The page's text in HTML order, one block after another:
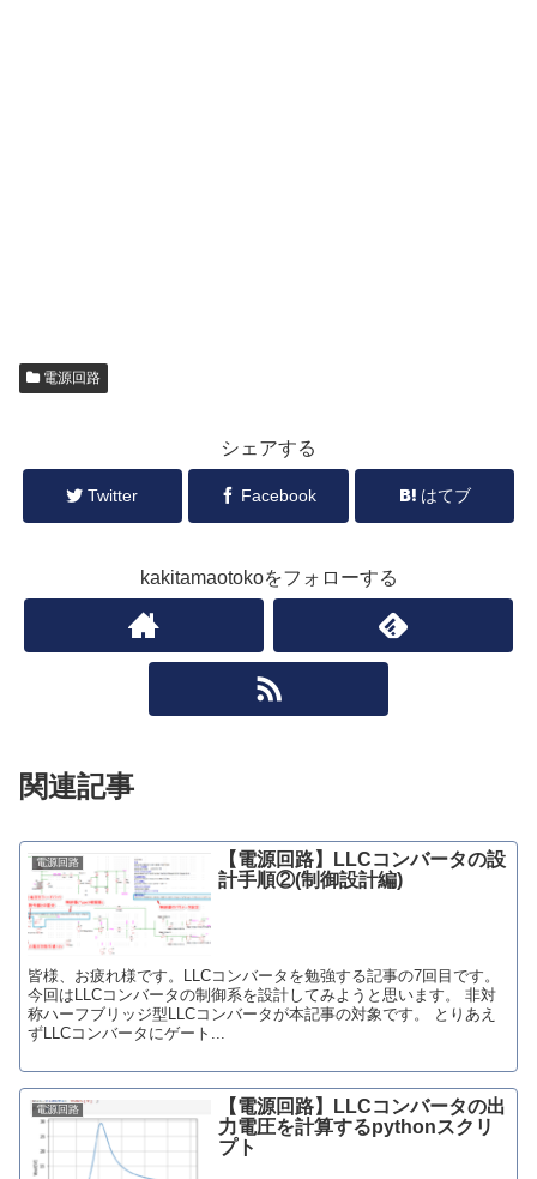
電源回路
シェアする
Twitter Facebook はてブ
kakitamaotokoをフォローする
関連記事
電源回路
【電源回路】LLCコンバータの設
計手順②(制御設計編)
皆様、お疲れ様です。LLCコンバータを勉強する記事の7回目です。
今回はLLCコンバータの制御系を設計してみようと思います。 非対
称ハーフブリッジ型LLCコンバータが本記事の対象です。 とりあえ
ずLLCコンバータにゲート...
電源回路
【電源回路】LLCコンバータの出
力電圧を計算するpythonスクリ
プト